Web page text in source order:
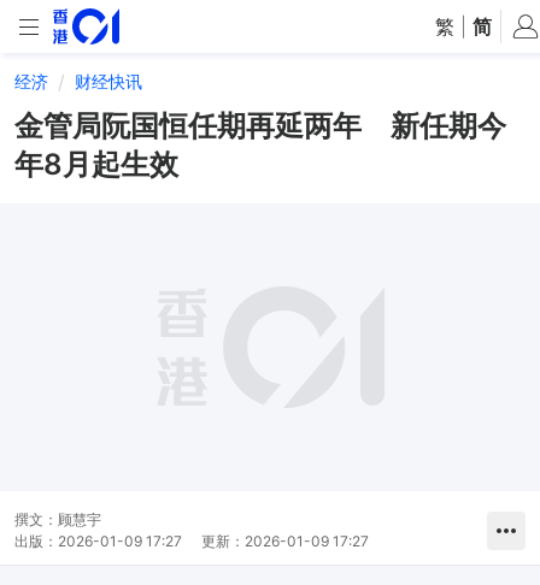
繁 简
经济 财经快讯
金管局阮国恒任期再延两年 新任期今
年8月起生效
撰文： 顾慧宇
出版： 2026-01-09 17:27 更新： 2026-01-09 17:27